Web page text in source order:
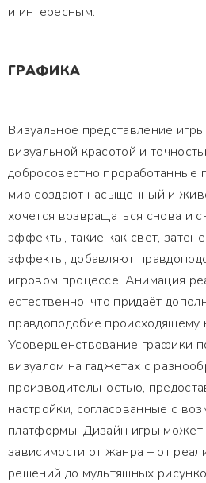
и интересным.
ГРАФИКА
Визуальное представление
визуальной красотой и
добросовестно проработанные
мир создают насыщенный и
хочется возвращаться снова и
эффекты, такие как свет,
эффекты, добавляют
игровом процессе. Анимация
естественно, что придаёт
правдоподобие происходящему
Усовершенствование графики
визуалом на гаджетах с
производительностью,
настройки, согласованные с
платформы. Дизайн игры может
зависимости от жанра – от
решений до мультяшных